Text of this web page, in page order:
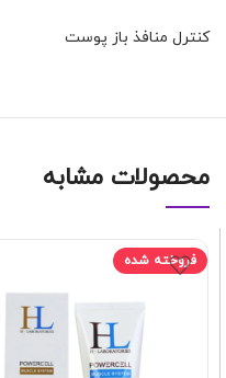
کنترل منافذ باز پوست
محصولات مشابه
فروخته شده